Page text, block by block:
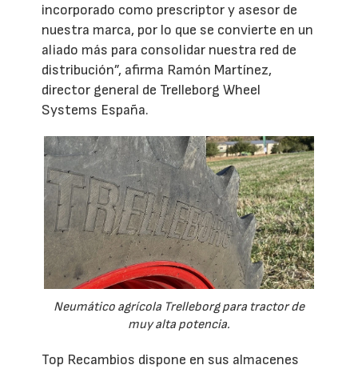
incorporado como prescriptor y asesor de
nuestra marca, por lo que se convierte en un
aliado más para consolidar nuestra red de
distribución”, afirma Ramón Martínez,
director general de Trelleborg Wheel
Systems España.
Neumático agrícola Trelleborg para tractor de
muy alta potencia.
Top Recambios dispone en sus almacenes